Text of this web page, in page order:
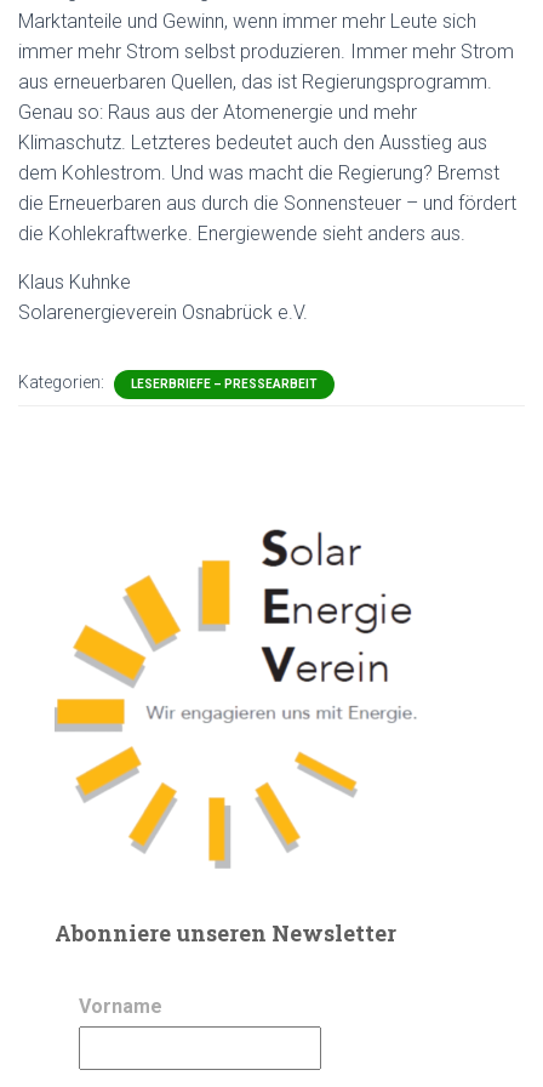
Marktanteile und Gewinn, wenn immer mehr Leute sich
immer mehr Strom selbst produzieren. Immer mehr Strom
aus erneuerbaren Quellen, das ist Regierungsprogramm.
Genau so: Raus aus der Atomenergie und mehr
Klimaschutz. Letzteres bedeutet auch den Ausstieg aus
dem Kohlestrom. Und was macht die Regierung? Bremst
die Erneuerbaren aus durch die Sonnensteuer – und fördert
die Kohlekraftwerke. Energiewende sieht anders aus.
Klaus Kuhnke
Solarenergieverein Osnabrück e.V.
Kategorien: LESERBRIEFE – PRESSEARBEIT
Abonniere unseren Newsletter
Vorname